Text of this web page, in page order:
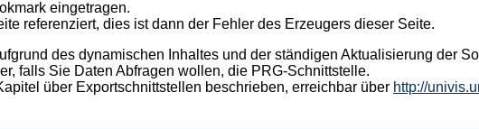
eingetragen.
referenziert, dies ist dann der Fehler des Erzeugers dieser Seite.
des dynamischen Inhaltes und der ständigen Aktualisierung der
falls Sie Daten Abfragen wollen, die PRG-Schnittstelle.
über Exportschnittstellen beschrieben, erreichbar über http://